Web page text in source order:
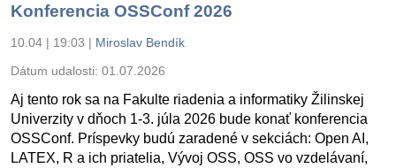
Konferencia OSSConf 2026
10.04 | 19:03 | Miroslav Bendík
Dátum udalosti: 01.07.2026
Aj tento rok sa na Fakulte riadenia a informatiky Žilinskej
Univerzity v dňoch 1-3. júla 2026 bude konať konferencia
OSSConf. Príspevky budú zaradené v sekciách: Open AI,
LATEX, R a ich priatelia, Vývoj OSS, OSS vo vzdelávaní,